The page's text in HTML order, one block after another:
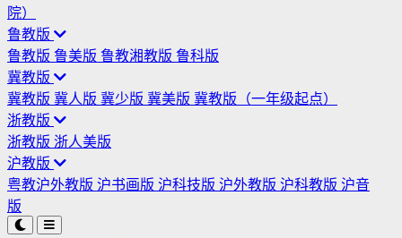
院）
鲁教版
鲁教版 鲁美版 鲁教湘教版 鲁科版
冀教版
冀教版 冀人版 冀少版 冀美版 冀教版（一年级起点）
浙教版
浙教版 浙人美版
沪教版
粤教沪外教版 沪书画版 沪科技版 沪外教版 沪科教版 沪音
版